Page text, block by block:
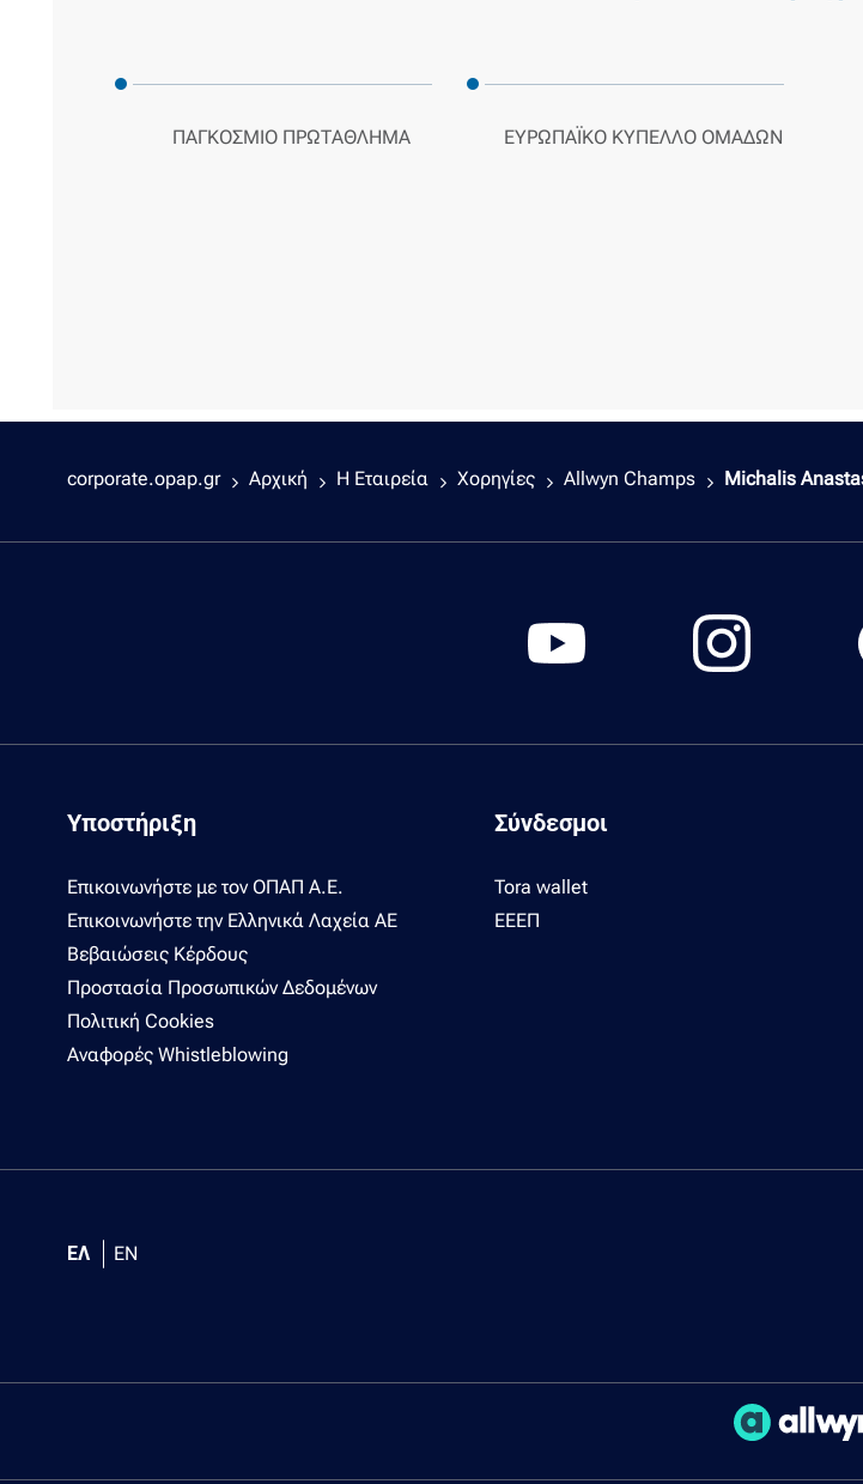
ΠΑΓΚΌΣΜΙΟ ΠΡΩΤΆΘΛΗΜΑ ΕΥΡΩΠΑΪΚΌ ΚΎΠΕΛΛΟ ΟΜΆΔΩΝ
corporate.opap.gr Αρχική Η Εταιρεία Χορηγίες Allwyn Champs Michalis
Υποστήριξη
Επικοινωνήστε με τον ΟΠΑΠ Α.Ε.
Επικοινωνήστε την Ελληνικά Λαχεία ΑΕ
Βεβαιώσεις Κέρδους
Προστασία Προσωπικών Δεδομένων
Πολιτική Cookies
Αναφορές Whistleblowing
Σύνδεσμοι
Tora wallet
ΕΕΕΠ
ΕΛ EN